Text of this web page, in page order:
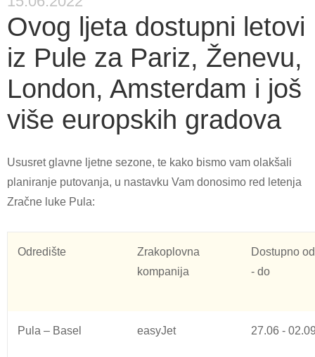
Ovog ljeta dostupni letovi
iz Pule za Pariz, Ženevu,
London, Amsterdam i još
više europskih gradova
Ususret glavne ljetne sezone, te kako bismo vam olakšali
planiranje putovanja, u nastavku Vam donosimo red letenja
Zračne luke Pula:
Odredište
Zrakoplovna
kompanija
Dostupno od
- do
Pula – Basel easyJet 27.06 -